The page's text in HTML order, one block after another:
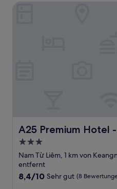
A25 Premium Hotel
A25 Premium Hotel - 16
3.0-
Sterne-
Unterkunft
Nam Từ Liêm, 1 km von
entfernt
8.4
8,4/10 Sehr gut (8